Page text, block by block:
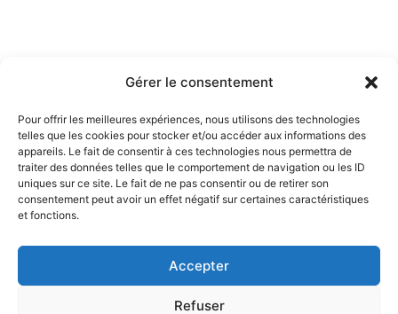
Gérer le consentement
Pour offrir les meilleures expériences, nous utilisons des technologies
telles que les cookies pour stocker et/ou accéder aux informations des
appareils. Le fait de consentir à ces technologies nous permettra de
traiter des données telles que le comportement de navigation ou les ID
uniques sur ce site. Le fait de ne pas consentir ou de retirer son
consentement peut avoir un effet négatif sur certaines caractéristiques
et fonctions.
Accepter
Refuser